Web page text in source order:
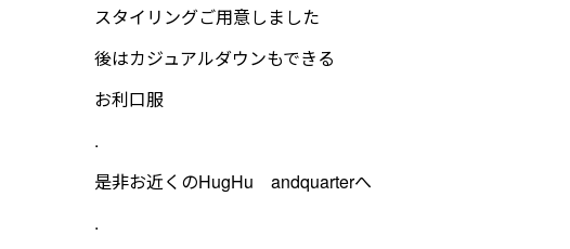
スタイリングご用意しました
後はカジュアルダウンもできる
お利口服
.
是非お近くのHugHu andquarterへ
.